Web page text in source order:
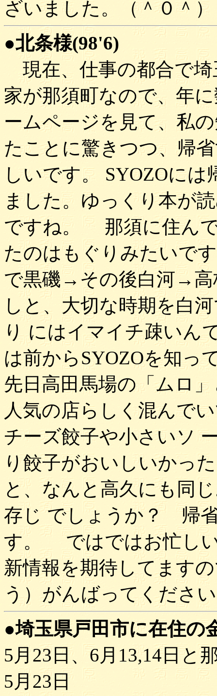
ざいました。（＾０＾）
●北条様(98'6)
現在、仕事の都合で
家が那須町なので、年
ームページを見て、私
たことに驚きつつ、帰
しいです。 SYOZOに
ました。ゆっくり本が
ですね。 那須に住ん
たのはもぐりみたいで
で黒磯→その後白河→高
しと、大切な時期を白
り にはイマイチ疎いん
は前からSYOZOを知
先日高田馬場の「ムロ
人気の店らしく混んで
チーズ餃子や小さいソ
り餃子がおいしいかっ
と、なんと高久にも同
存じ でしょうか？ 帰
す。 ではではお忙し
新情報を期待してます
う）がんばってくださ
●埼玉県戸田市に在住の
5月23日、6月13,14日と
5月23日